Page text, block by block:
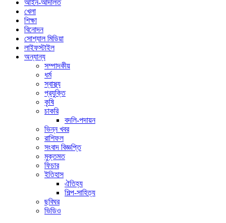
আইন-আদালত
খেলা
শিক্ষা
বিনোদন
সোশ্যাল মিডিয়া
লাইফস্টাইল
অন্যান্য
সম্পাদকীয়
ধর্ম
স্বাস্থ্য
প্রযুক্তি
কৃষি
চাকরি
বদলি-পদায়ন
ভিন্ন খবর
রাশিফল
সংবাদ বিজ্ঞপ্তি
মুক্তমত
ফিচার
ইতিহাস
ঐতিহ্য
শিল্প-সাহিত্য
ছবিঘর
ভিডিও